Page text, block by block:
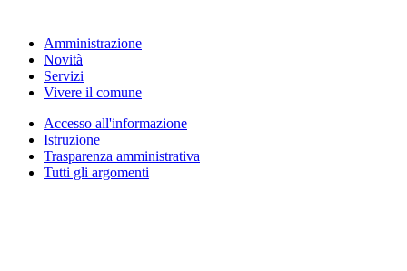
Amministrazione
Novità
Servizi
Vivere il comune
Accesso all'informazione
Istruzione
Trasparenza amministrativa
Tutti gli argomenti